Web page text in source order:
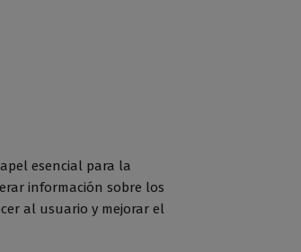
esencial para la
información sobre los
al usuario y mejorar el